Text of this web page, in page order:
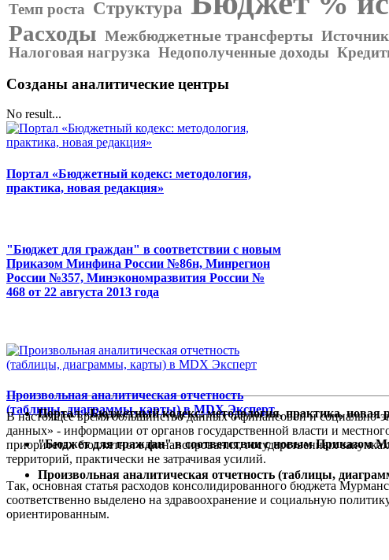
Темп роста Структура
Расходы Межбюджетные трансферты
Налоговая нагрузка Недополученные доходы
Созданы аналитические центры
No result...
Портал «Бюджетный кодекс: методология,
практика, новая редакция»
"Бюджет для граждан" в соответствии с новым
Приказом Минфина России №86н, Минрегион
России №357, Минэкономразвития России №
468 от 22 августа 2013 года
Произвольная аналитическая отчетность
(таблицы, диаграммы, карты) в MDX Эксперт
Портал «Бюджетный кодекс: методология, практика, новая
"Бюджет для граждан" в соответствии с новым Приказом
Произвольная аналитическая отчетность (таблицы,
В настоящее время большинство данных о финансовой и социально-
данных» - информации от органов государственной власти и
приоритетах бюджетного финансирования, государственных
территорий, практически не затрачивая усилий.
Так, основная статья расходов консолидированного бюджета
соответственно выделено на здравоохранение и социальную
ориентированным.